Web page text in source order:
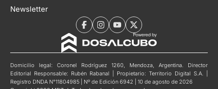
Newsletter
Domicilio legal: Coronel Rodríguez 1260, Mendoza, Argentina. Director
Editorial Responsable: Rubén Rabanal | Propietario: Territorio Digital S.A. |
Registro DNDA N°11804985 | Nº de Edición 6942 | 10 de agosto de 2026